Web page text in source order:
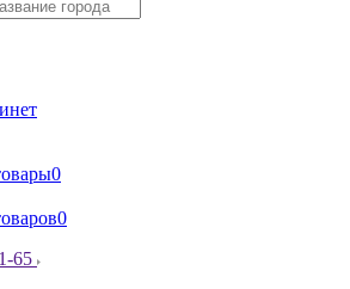
0
0
65